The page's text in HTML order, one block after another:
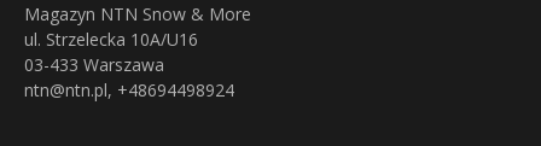
Magazyn NTN Snow & More
ul. Strzelecka 10A/U16
03-433 Warszawa
ntn@ntn.pl, +48694498924